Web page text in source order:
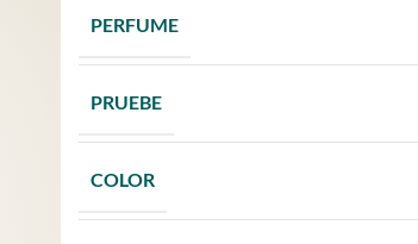
PERFUME
PRUEBE
COLOR